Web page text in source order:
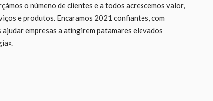
o númeno de clientes e a todos acrescemos valor,
e produtos. Encaramos 2021 confiantes, com
empresas a atingirem patamares elevados